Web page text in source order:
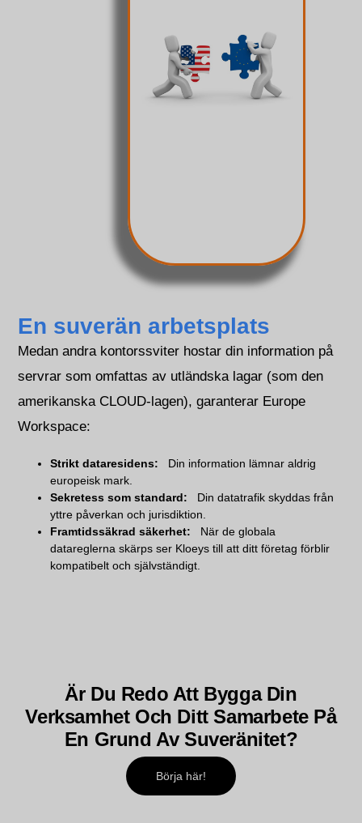
En suverän arbetsplats
Medan andra kontorssviter hostar din information på
servrar som omfattas av utländska lagar (som den
amerikanska CLOUD-lagen), garanterar Europe
Workspace:
Strikt dataresidens:
Din information lämnar aldrig
europeisk mark.
Sekretess som standard:
Din datatrafik skyddas från
yttre påverkan och jurisdiktion.
Framtidssäkrad säkerhet:
När de globala
datareglerna skärps ser Kloeys till att ditt företag förblir
kompatibelt och självständigt.
Är Du Redo Att Bygga Din
Verksamhet Och Ditt Samarbete På
En Grund Av Suveränitet?
Börja här!